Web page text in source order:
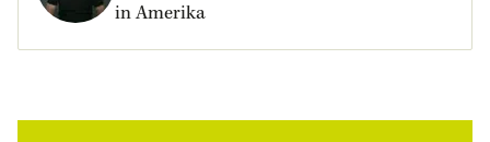
in Amerika